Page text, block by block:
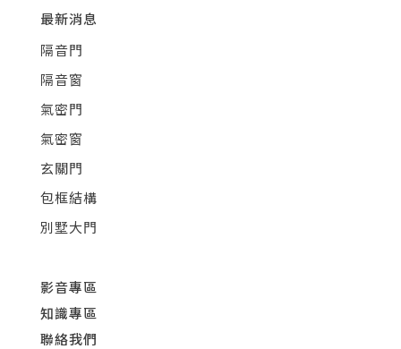
最新消息
隔音門
隔音窗
氣密門
氣密窗
玄關門
包框結構
別墅大門
影音專區
知識專區
聯絡我們